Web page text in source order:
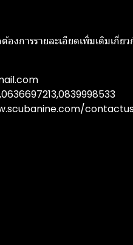
องการรายละเอียดเพิ่มเติมเ